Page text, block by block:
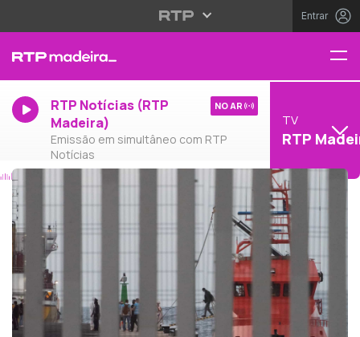
Entrar
RTP Notícias (RTP
Madeira)
Emissão em simultâneo com RTP
Notícias
NO AR
TV
RTP